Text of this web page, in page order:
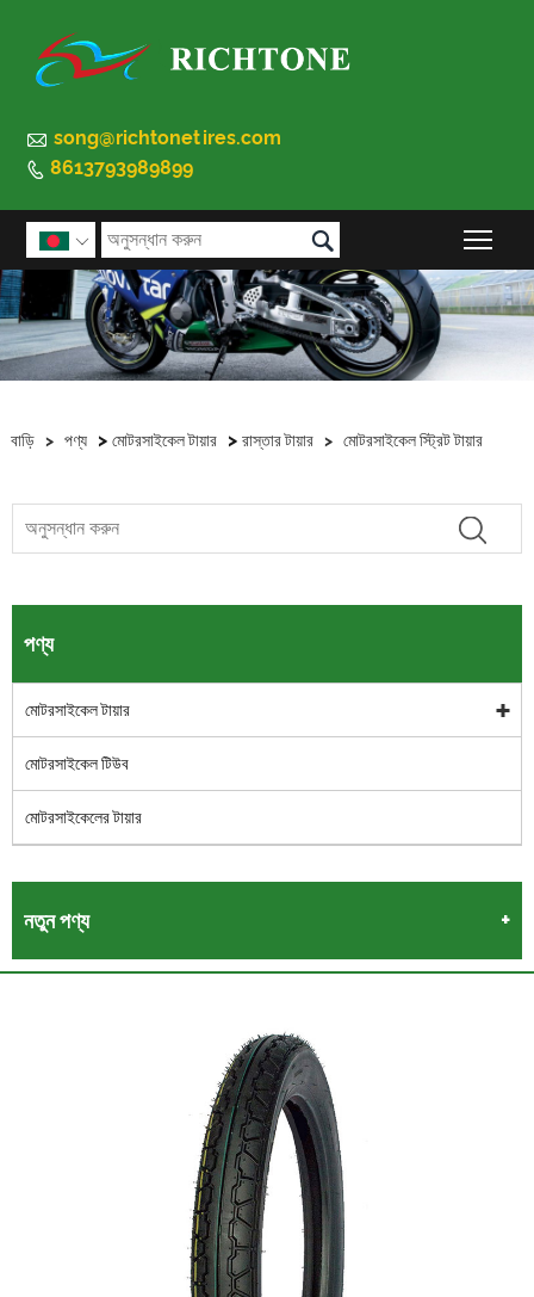
 song@richtonetires.com
 8613793989899
 
বাড়ি > পণ্য > মোটরসাইকেল টায়ার > রাস্তার টায়ার > মোটরসাইকেল স্ট্রিট টায়ার
পণ্য
মোটরসাইকেল টায়ার
মোটরসাইকেল টিউব
মোটরসাইকেলের টায়ার
নতুন পণ্য